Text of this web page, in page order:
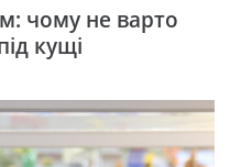
чому не варто
кущі